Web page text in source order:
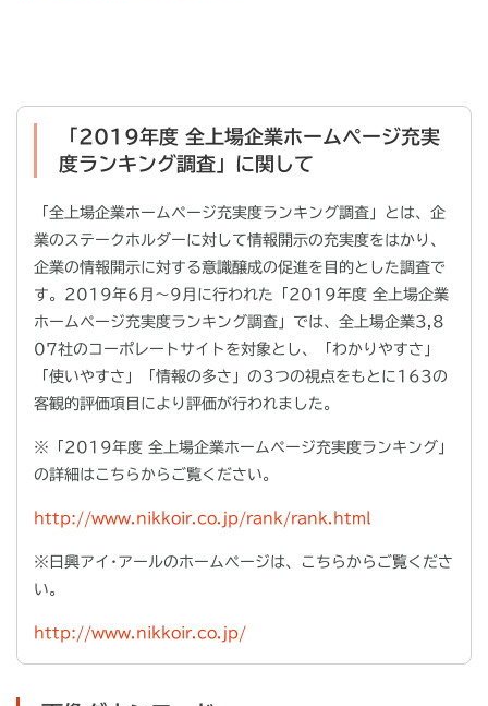
「2019年度 全上場企業ホームページ充実
度ランキング調査」に関して
「全上場企業ホームページ充実度ランキング調査」とは、企
業のステークホルダーに対して情報開示の充実度をはかり、
企業の情報開示に対する意識醸成の促進を目的とした調査で
す。 2019年6 月～9 月に行われた「 2019年度 全上場企業
ホームページ充実度ランキング調査」では、全上場企業3,8
07社のコーポレートサイトを対象とし、「わかりやすさ」
「使いやすさ」「情報の多さ」の3つの視点をもとに 163の
客観的評価項目により評価が行われました。
※「 2019年度 全上場企業ホームページ充実度ランキング」
の詳細はこちらからご覧ください。
http://www.nikkoir.co.jp/rank/rank.html
※日興アイ･アールのホームページは、こちらからご覧くださ
い。
http://www.nikkoir.co.jp/